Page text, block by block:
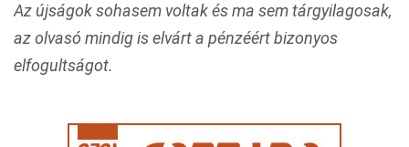
Az újságok sohasem voltak és ma sem tárgyilagosak,
az olvasó mindig is elvárt a pénzéért bizonyos
elfogultságot.